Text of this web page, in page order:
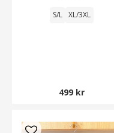
S/L XL/3XL
499 kr